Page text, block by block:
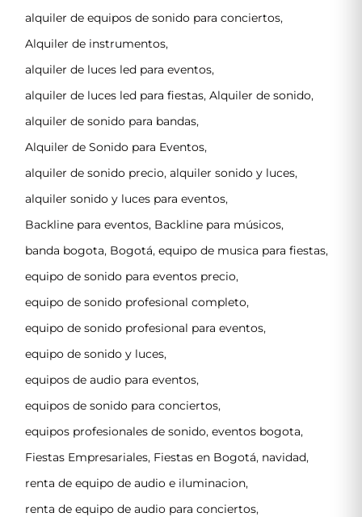
alquiler de equipos de sonido para conciertos,
Alquiler de instrumentos,
alquiler de luces led para eventos,
alquiler de luces led para fiestas, Alquiler de sonido,
alquiler de sonido para bandas,
Alquiler de Sonido para Eventos,
alquiler de sonido precio, alquiler sonido y luces,
alquiler sonido y luces para eventos,
Backline para eventos, Backline para músicos,
banda bogota, Bogotá, equipo de musica para fiestas,
equipo de sonido para eventos precio,
equipo de sonido profesional completo,
equipo de sonido profesional para eventos,
equipo de sonido y luces,
equipos de audio para eventos,
equipos de sonido para conciertos,
equipos profesionales de sonido, eventos bogota,
Fiestas Empresariales, Fiestas en Bogotá, navidad,
renta de equipo de audio e iluminacion,
renta de equipo de audio para conciertos,